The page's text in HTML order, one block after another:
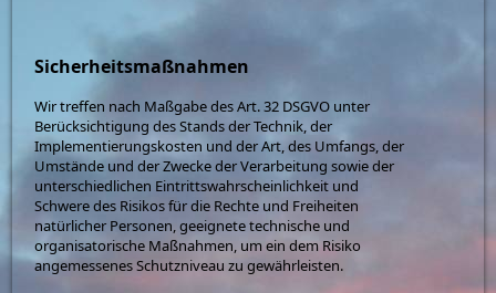
Sicherheitsmaßnahmen
Wir treffen nach Maßgabe des Art. 32 DSGVO unter
Berücksichtigung des Stands der Technik, der
Implementierungskosten und der Art, des Umfangs, der
Umstände und der Zwecke der Verarbeitung sowie der
unterschiedlichen Eintrittswahrscheinlichkeit und
Schwere des Risikos für die Rechte und Freiheiten
natürlicher Personen, geeignete technische und
organisatorische Maßnahmen, um ein dem Risiko
angemessenes Schutzniveau zu gewährleisten.